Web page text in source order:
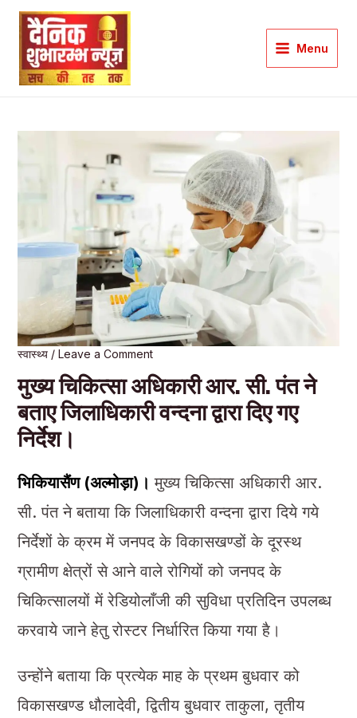
Skip
content
Main
Menu
स्वास्थ्य/ Leave a Comment
मुख्य चिकित्सा अधिकारी आर. सी. पंत ने
बताए जिलाधिकारी वन्दना द्वारा दिए गए
निर्देश।
भिकियासैंण (अल्मोड़ा)। मुख्य चिकित्सा अधिकारी आर.
सी. पंत ने बताया कि जिलाधिकारी वन्दना द्वारा दिये गये
निर्देशों के क्रम में जनपद के विकासखण्डों के दूरस्थ
ग्रामीण क्षेत्रों से आने वाले रोगियों को जनपद के
चिकित्सालयों में रेडियोलाँजी की सुविधा प्रतिदिन उपलब्ध
करवाये जाने हेतु रोस्टर निर्धारित किया गया है।
उन्होंने बताया कि प्रत्येक माह के प्रथम बुधवार को
विकासखण्ड धौलादेवी, द्वितीय बुधवार ताकुला, तृतीय